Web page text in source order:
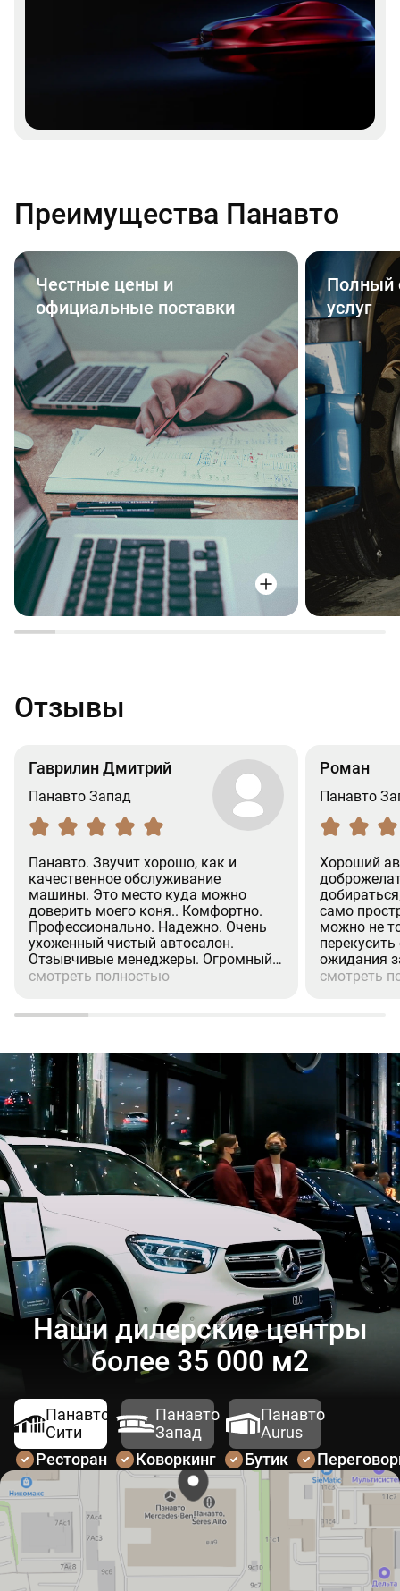
Преимущества Панавто
Честные цены и
официальные поставки
Полный
услуг
Отзывы
Гаврилин Дмитрий
Панавто Запад
Панавто. Звучит хорошо, как и
качественное обслуживание
машины. Это место куда можно
доверить моего коня.. Комфортно.
Профессионально. Надежно. Очень
ухоженный чистый автосалон.
Отзывчивые менеджеры. Огромный
респект менеджеру (Александр.
делу. Отлично.Рекомендую.
(Дмитрий)
смотреть полностью
Роман
Панавто
Хороший
само
можно не
ожидания
процедуры
эмоции.
смотреть
Наши дилерские центры
более 35 000 м2
Панавто
Сити
Панавто
Запад
Панавто
Aurus
Ресторан
Коворкинг Бутик